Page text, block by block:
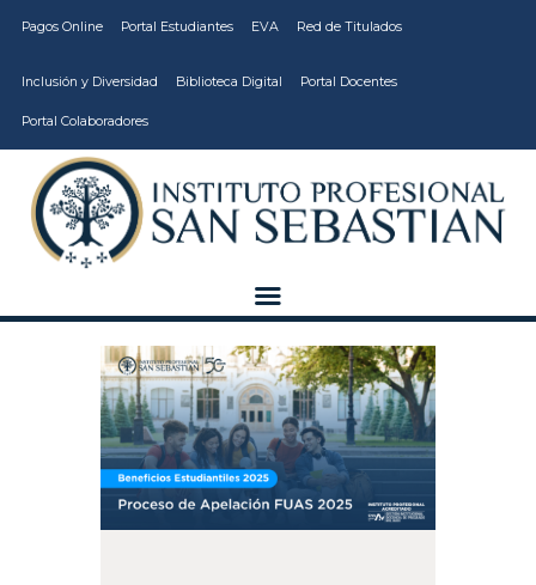
Pagos Online Portal Estudiantes EVA Red de Titulados
Inclusión y Diversidad Biblioteca Digital Portal Docentes
Portal Colaboradores
CARRERAS
VIDA ESTUDIANTIL
INSTITUCIÓN
VCM
EDUCACIÓN
CONTINUA